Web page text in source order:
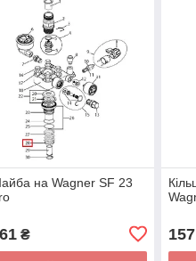
на Wagner SF 23
₴ 157